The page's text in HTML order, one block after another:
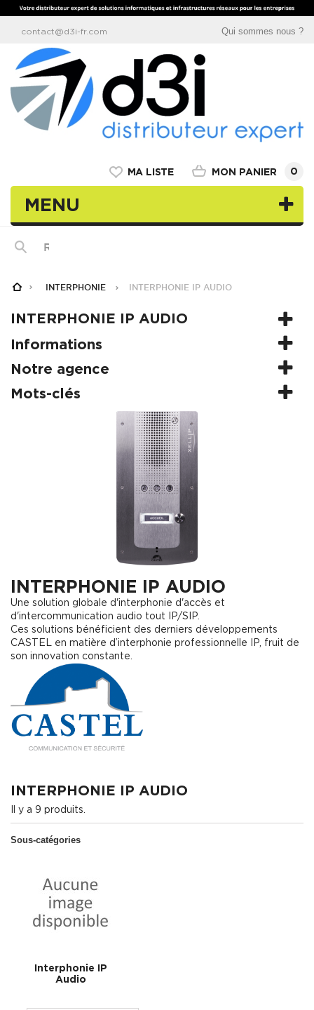
Qui sommes nous ?
contact@d3i-fr.com
MON PANIER 0
MA LISTE
MENU
INTERPHONIE INTERPHONIE IP AUDIO
INTERPHONIE IP AUDIO
Informations
Notre agence
Mots-clés
INTERPHONIE IP AUDIO
Une solution globale d'interphonie d'accès et
d'intercommunication audio tout IP/SIP.
Ces solutions bénéficient des derniers développements
CASTEL en matière d’interphonie professionnelle IP, fruit de
son innovation constante.
INTERPHONIE IP AUDIO
Il y a 9 produits.
Sous-catégories
Interphonie IP
Audio